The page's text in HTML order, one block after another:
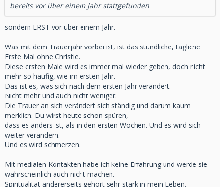
bereits vor über einem Jahr stattgefunden
sondern ERST vor über einem Jahr.
Was mit dem Trauerjahr vorbei ist, ist das stündliche, tägliche
Erste Mal ohne Christie.
Diese ersten Male wird es immer mal wieder geben, doch nicht
mehr so häufig, wie im ersten Jahr.
Das ist es, was sich nach dem ersten Jahr verändert.
Nicht mehr und auch nicht weniger.
Die Trauer an sich verändert sich ständig und darum kaum
merklich. Du wirst heute schon spüren,
dass es anders ist, als in den ersten Wochen. Und es wird sich
weiter verändern.
Und es wird schmerzen.
Mit medialen Kontakten habe ich keine Erfahrung und werde sie
wahrscheinlich auch nicht machen.
Spiritualität andererseits gehört sehr stark in mein Leben.